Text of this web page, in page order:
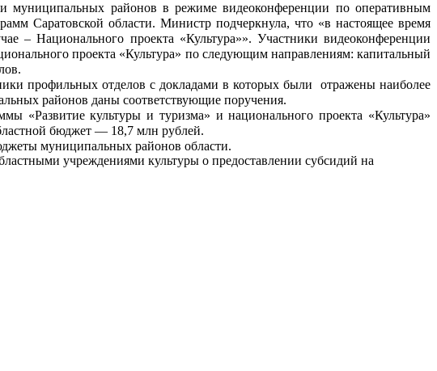
муниципальных районов в режиме видеоконференции по оперативным
Саратовской области. Министр подчеркнула, что «в настоящее время
– Национального проекта «Культура»». Участники видеоконференции
проекта «Культура» по следующим направлениям: капитальный
профильных отделов с докладами в которых были отражены наиболее
районов даны соответствующие поручения.
«Развитие культуры и туризма» и национального проекта «Культура»
бюджет — 18,7 млн рублей.
муниципальных районов области.
учреждениями культуры о предоставлении субсидий на